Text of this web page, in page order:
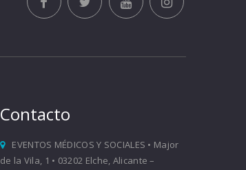
Contacto
EVENTOS MÉDICOS Y SOCIALES • Major
de la Vila, 1 • 03202 Elche, Alicante –